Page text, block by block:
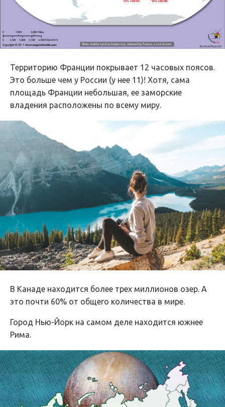
Территорию Франции покрывает 12 часовых поясов.
Это больше чем у России (у нее 11)! Хотя, сама
площадь Франции небольшая, ее заморские
владения расположены по всему миру.
В Канаде находится более трех миллионов озер. А
это почти 60% от общего количества в мире.
Город Нью-Йорк на самом деле находится южнее
Рима.